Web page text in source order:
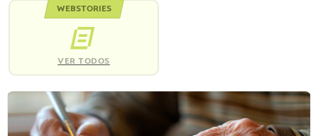
WEBSTORIES
VER TODOS